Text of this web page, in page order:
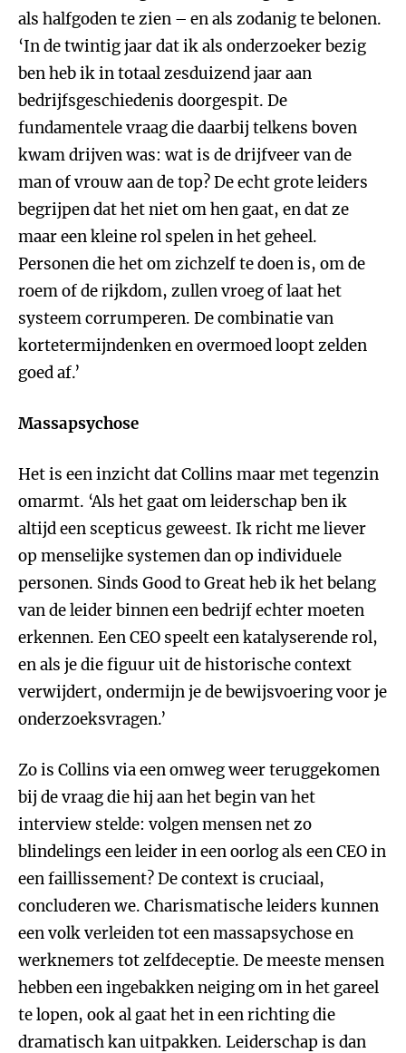
als halfgoden te zien – en als zodanig te belonen.
‘In de twintig jaar dat ik als onderzoeker bezig
ben heb ik in totaal zesduizend jaar aan
bedrijfsgeschiedenis doorgespit. De
fundamentele vraag die daarbij telkens boven
kwam drijven was: wat is de drijfveer van de
man of vrouw aan de top? De echt grote leiders
begrijpen dat het niet om hen gaat, en dat ze
maar een kleine rol spelen in het geheel.
Personen die het om zichzelf te doen is, om de
roem of de rijkdom, zullen vroeg of laat het
systeem corrumperen. De combinatie van
kortetermijndenken en overmoed loopt zelden
goed af.’
Massapsychose
Het is een inzicht dat Collins maar met tegenzin
omarmt. ‘Als het gaat om leiderschap ben ik
altijd een scepticus geweest. Ik richt me liever
op menselijke systemen dan op individuele
personen. Sinds Good to Great heb ik het belang
van de leider binnen een bedrijf echter moeten
erkennen. Een CEO speelt een katalyserende rol,
en als je die figuur uit de historische context
verwijdert, ondermijn je de bewijsvoering voor je
onderzoeksvragen.’
Zo is Collins via een omweg weer teruggekomen
bij de vraag die hij aan het begin van het
interview stelde: volgen mensen net zo
blindelings een leider in een oorlog als een CEO in
een faillissement? De context is cruciaal,
concluderen we. Charismatische leiders kunnen
een volk verleiden tot een massapsychose en
werknemers tot zelfdeceptie. De meeste mensen
hebben een ingebakken neiging om in het gareel
te lopen, ook al gaat het in een richting die
dramatisch kan uitpakken. Leiderschap is dan